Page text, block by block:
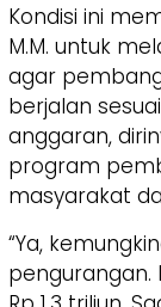
Kondisi ini
M.M. untuk
agar
berjalan
anggaran,
program
masyarakat
“Ya,
pengurangan.